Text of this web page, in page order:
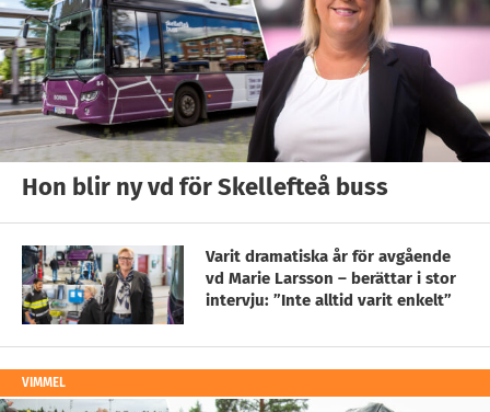
Hon blir ny vd för Skellefteå buss
Varit dramatiska år för avgående
vd Marie Larsson – berättar i stor
intervju: ”Inte alltid varit enkelt”
VIMMEL